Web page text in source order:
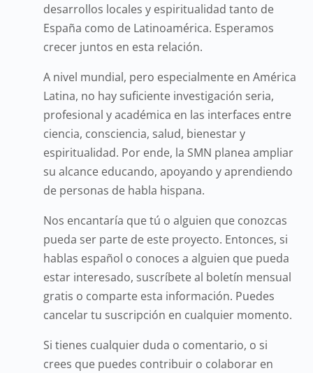
desarrollos locales y espiritualidad tanto de
España como de Latinoamérica. Esperamos
crecer juntos en esta relación.
A nivel mundial, pero especialmente en América
Latina, no hay suficiente investigación seria,
profesional y académica en las interfaces entre
ciencia, consciencia, salud, bienestar y
espiritualidad. Por ende, la SMN planea ampliar
su alcance educando, apoyando y aprendiendo
de personas de habla hispana.
Nos encantaría que tú o alguien que conozcas
pueda ser parte de este proyecto. Entonces, si
hablas español o conoces a alguien que pueda
estar interesado, suscríbete al boletín mensual
gratis o comparte esta información. Puedes
cancelar tu suscripción en cualquier momento.
Si tienes cualquier duda o comentario, o si
crees que puedes contribuir o colaborar en